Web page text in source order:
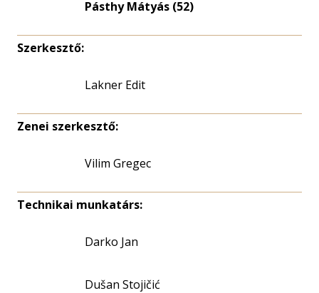
Pásthy Mátyás (52)
Szerkesztő:
Lakner Edit
Zenei szerkesztő:
Vilim Gregec
Technikai munkatárs:
Darko Jan
Dušan Stojičić